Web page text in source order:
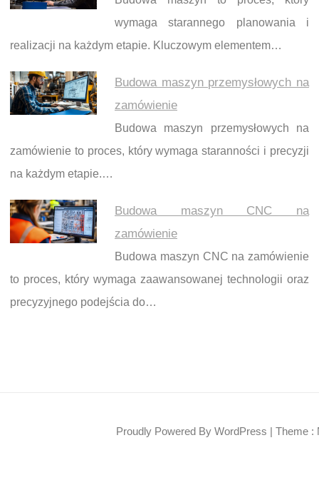
wymaga starannego planowania i
realizacji na każdym etapie. Kluczowym elementem…
Budowa maszyn przemysłowych na
zamówienie
Budowa maszyn przemysłowych na
zamówienie to proces, który wymaga staranności i precyzji
na każdym etapie.…
Budowa maszyn CNC na
zamówienie
Budowa maszyn CNC na zamówienie
to proces, który wymaga zaawansowanej technologii oraz
precyzyjnego podejścia do…
Proudly Powered By WordPress | Theme :